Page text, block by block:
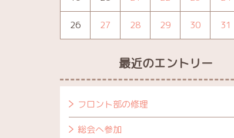
26 27 28 29 30 31
最近のエントリー
フロント部の修理
総会へ参加